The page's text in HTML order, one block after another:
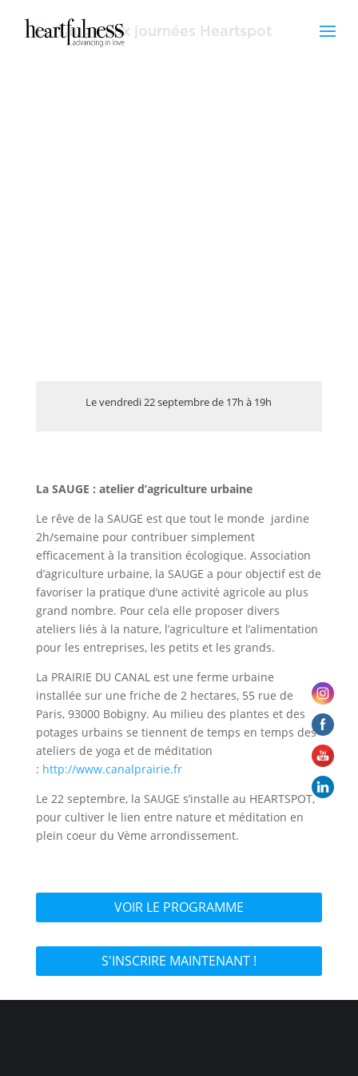
La sauge aux journées Heartspot
Le vendredi 22 septembre de 17h à 19h
La SAUGE : atelier d’agriculture urbaine
Le rêve de la SAUGE est que tout le monde jardine
2h/semaine pour contribuer simplement
efficacement à la transition écologique. Association
d’agriculture urbaine, la SAUGE a pour objectif est de
favoriser la pratique d’une activité agricole au plus
grand nombre. Pour cela elle proposer divers
ateliers liés à la nature, l’agriculture et l’alimentation
pour les entreprises, les petits et les grands.
La PRAIRIE DU CANAL est une ferme urbaine
installée sur une friche de 2 hectares, 55 rue de
Paris, 93000 Bobigny. Au milieu des plantes et des
potages urbains se tiennent de temps en temps des
ateliers de yoga et de méditation
: http://www.canalprairie.fr
Le 22 septembre, la SAUGE s’installe au HEARTSPOT,
pour cultiver le lien entre nature et méditation en
plein coeur du Vème arrondissement.
VOIR LE PROGRAMME
S'INSCRIRE MAINTENANT !